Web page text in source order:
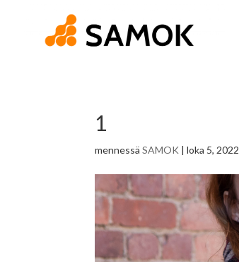
1
mennessäSAMOK |loka 5, 2022